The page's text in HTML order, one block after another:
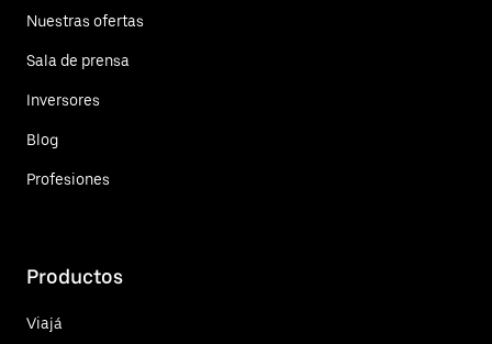
Nuestras ofertas
Sala de prensa
Inversores
Blog
Profesiones
Productos
Viajá